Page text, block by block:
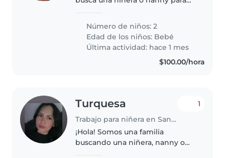
son muy energéticos, curiosos y
tranquilos. Necesitamos a
alguien que se sienta cómodo/a..
Número de niños: 2
Edad de los niños: Bebé
Última actividad: hace 1 mes
$100.00/hora
Turquesa
Trabajo para niñera en Santa Cruz Tlaxcala
1
¡Hola! Somos una familia
buscando una niñera, nanny o